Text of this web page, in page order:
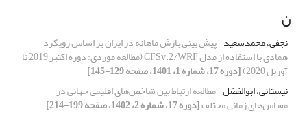
ن
نجفی، محمدسعید پیش‎ بینی بارش ماهانه در ایران بر اساس رویکرد
همادی با استفاده از مدل CFSv.2/WRF (مطالعه موردی: دوره اکتبر 2019 تا
آوریل 2020)
[دوره 17، شماره 1، 1401، صفحه 129-145]
نیستانی، ابوالفضل مطالعه ارتباط بین شاخص‌های اقلیمی جهانی در
مقیاس‌های زمانی مختلف[دوره 17، شماره 2، 1402، صفحه 199-214]